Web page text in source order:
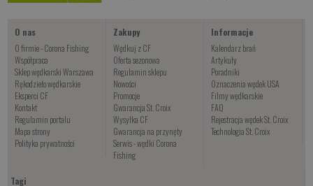
O nas
O firmie - Corona Fishing
Współpraca
Sklep wędkarski Warszawa
Rękodzieło wędkarskie
Eksperci CF
Kontakt
Regulamin portalu
Mapa strony
Polityka prywatności
Zakupy
Wędkuj z CF
Oferta sezonowa
Regulamin sklepu
Nowości
Promocje
Gwarancja St. Croix
Wysyłka CF
Gwarancja na przynęty
Serwis - wędki Corona
Fishing
Informacje
Kalendarz brań
Artykuły
Poradniki
Oznaczenia wędek USA
Filmy wędkarskie
FAQ
Rejestracja wędek St. Croix
Technologia St. Croix
Tagi